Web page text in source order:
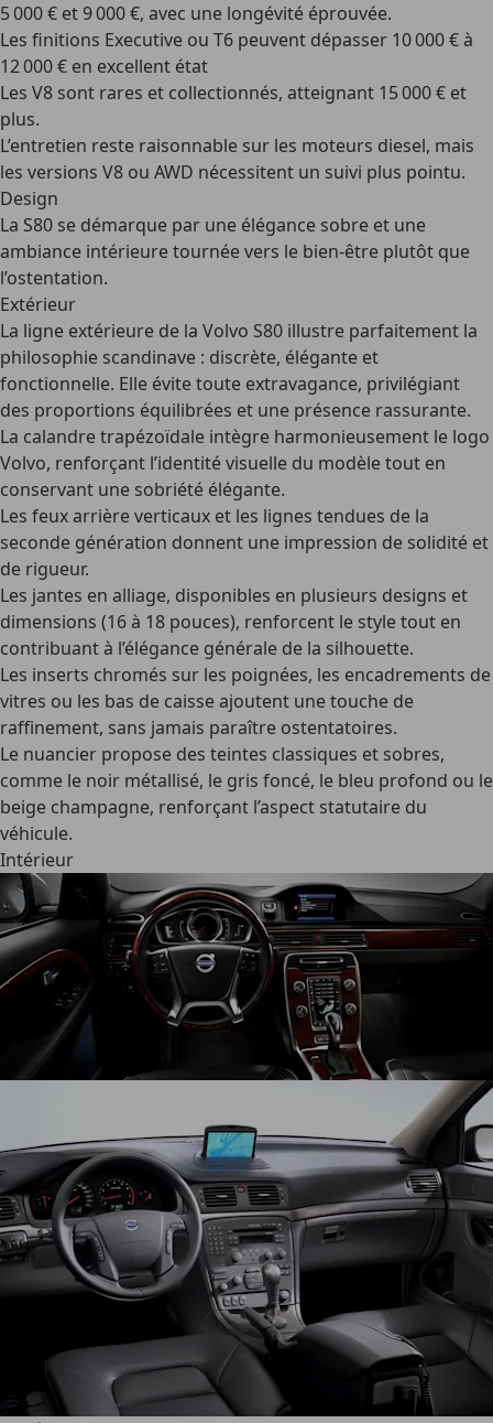
5 000 € et 9 000 €, avec une longévité éprouvée.
Les finitions Executive ou T6 peuvent dépasser 10 000 € à
12 000 € en excellent état
Les V8 sont rares et collectionnés, atteignant 15 000 € et
plus.
L’entretien reste raisonnable sur les moteurs diesel, mais
les versions V8 ou AWD nécessitent un suivi plus pointu.
Design
La S80 se démarque par une élégance sobre et une
ambiance intérieure tournée vers le bien-être plutôt que
l’ostentation.
Extérieur
La ligne extérieure de la Volvo S80 illustre parfaitement la
philosophie scandinave : discrète, élégante et
fonctionnelle. Elle évite toute extravagance, privilégiant
des proportions équilibrées et une présence rassurante.
La calandre trapézoïdale intègre harmonieusement le logo
Volvo, renforçant l’identité visuelle du modèle tout en
conservant une sobriété élégante.
Les feux arrière verticaux et les lignes tendues de la
seconde génération donnent une impression de solidité et
de rigueur.
Les jantes en alliage, disponibles en plusieurs designs et
dimensions (16 à 18 pouces), renforcent le style tout en
contribuant à l’élégance générale de la silhouette.
Les inserts chromés sur les poignées, les encadrements de
vitres ou les bas de caisse ajoutent une touche de
raffinement, sans jamais paraître ostentatoires.
Le nuancier propose des teintes classiques et sobres,
comme le noir métallisé, le gris foncé, le bleu profond ou le
beige champagne, renforçant l’aspect statutaire du
véhicule.
Intérieur